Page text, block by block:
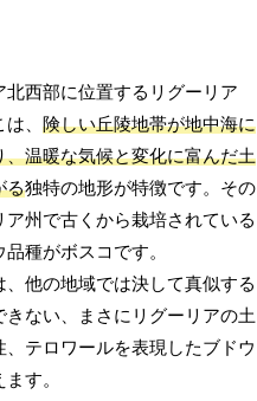
北西部に位置するリグーリア
は、険しい丘陵地帯が地中海に
、温暖な気候と変化に富んだ土
る独特の地形が特徴です。その
ア州で古くから栽培されている
品種がボスコです。
、他の地域では決して真似する
きない、まさにリグーリアの土
、テロワールを表現したブドウ
す。